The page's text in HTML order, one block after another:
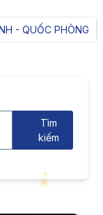
- QUỐC PHÒNG
Tìm
kiếm